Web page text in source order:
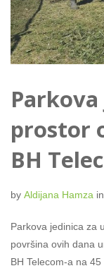
prostor
BH
by Aldijana Hamza in
Parkova jedinica za
površina ovih dana
BH Telecom-a na